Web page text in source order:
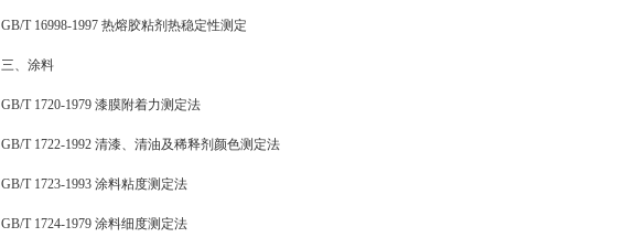
GB/T 16998-1997 热熔胶粘剂热稳定性测定
三、涂料
GB/T 1720-1979 漆膜附着力测定法
GB/T 1722-1992 清漆、清油及稀释剂颜色测定法
GB/T 1723-1993 涂料粘度测定法
GB/T 1724-1979 涂料细度测定法